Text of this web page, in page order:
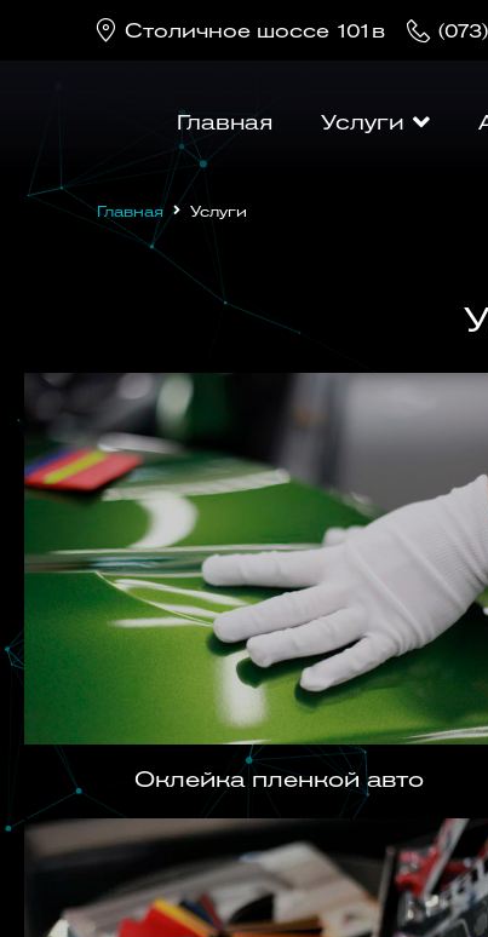
Cтоличное шоссе 101в
Главная Услуги
Главная Услуги
Оклейка пленкой авто